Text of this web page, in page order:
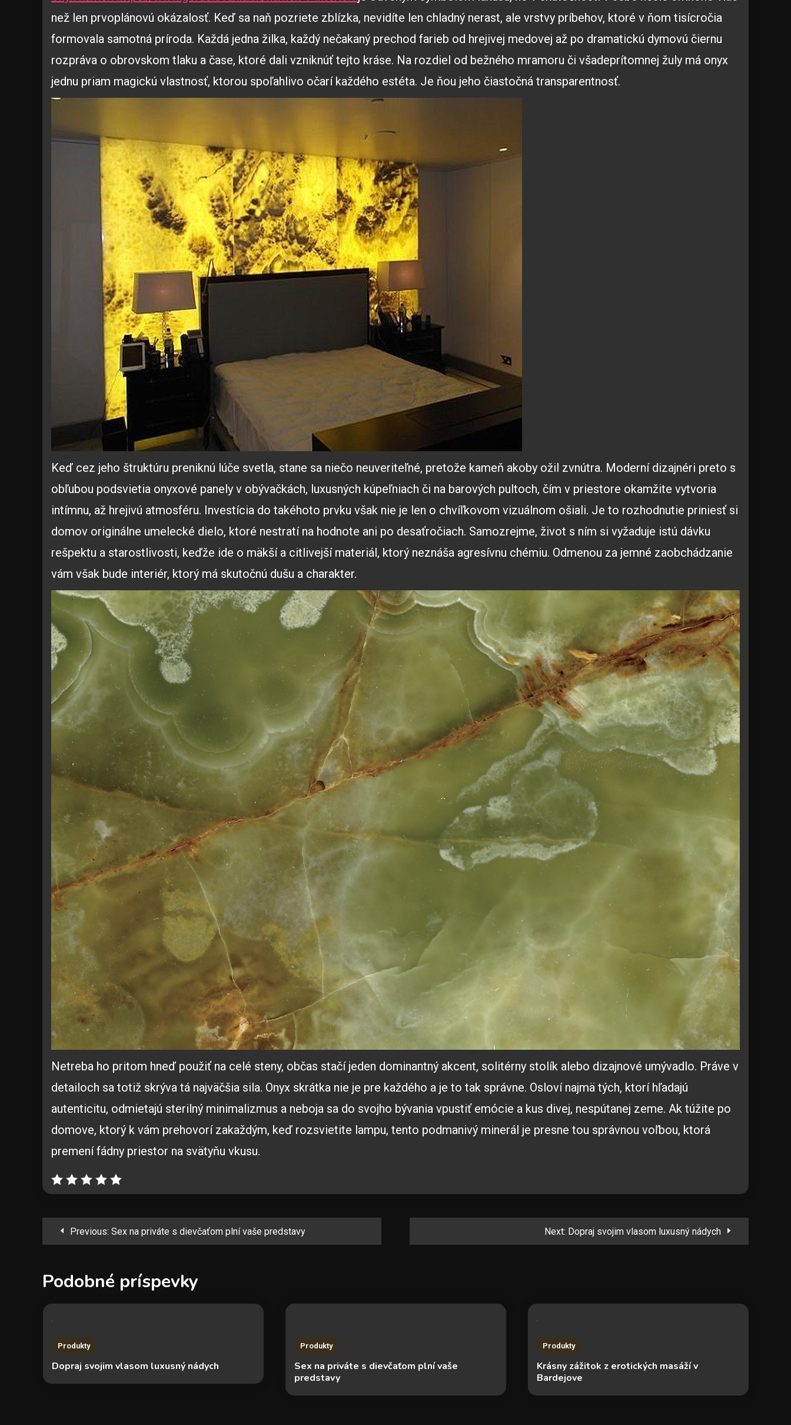
než len prvoplánovú okázalosť. Keď sa naň pozriete zblízka, nevidíte len chladný nerast, ale vrstvy príbehov, ktoré v ňom tisícročia
formovala samotná príroda. Každá jedna žilka, každý nečakaný prechod farieb od hrejivej medovej až po dramatickú dymovú čiernu
rozpráva o obrovskom tlaku a čase, ktoré dali vzniknúť tejto kráse. Na rozdiel od bežného mramoru či všadeprítomnej žuly má onyx
jednu priam magickú vlastnosť, ktorou spoľahlivo očarí každého estéta. Je ňou jeho čiastočná transparentnosť.
Keď cez jeho štruktúru preniknú lúče svetla, stane sa niečo neuveriteľné, pretože kameň akoby ožil zvnútra. Moderní dizajnéri preto s
obľubou podsvietia onyxové panely v obývačkách, luxusných kúpeľniach či na barových pultoch, čím v priestore okamžite vytvoria
intímnu, až hrejivú atmosféru. Investícia do takéhoto prvku však nie je len o chvíľkovom vizuálnom ošiali. Je to rozhodnutie priniesť si
domov originálne umelecké dielo, ktoré nestratí na hodnote ani po desaťročiach. Samozrejme, život s ním si vyžaduje istú dávku
rešpektu a starostlivosti, keďže ide o mäkší a citlivejší materiál, ktorý neznáša agresívnu chémiu. Odmenou za jemné zaobchádzanie
vám však bude interiér, ktorý má skutočnú dušu a charakter.
Netreba ho pritom hneď použiť na celé steny, občas stačí jeden dominantný akcent, solitérny stolík alebo dizajnové umývadlo. Práve v
detailoch sa totiž skrýva tá najväčšia sila. Onyx skrátka nie je pre každého a je to tak správne. Osloví najmä tých, ktorí hľadajú
autenticitu, odmietajú sterilný minimalizmus a neboja sa do svojho bývania vpustiť emócie a kus divej, nespútanej zeme. Ak túžite po
domove, ktorý k vám prehovorí zakaždým, keď rozsvietite lampu, tento podmanivý minerál je presne tou správnou voľbou, ktorá
premení fádny priestor na svätyňu vkusu.
Navigácia
článku
Previous: Sex na priváte s dievčaťom plní vaše predstavy Next: Dopraj svojim vlasom luxusný nádych
Podobné príspevky
Produkty
Dopraj svojim vlasom luxusný nádych
Produkty
Sex na priváte s dievčaťom plní vaše
predstavy
Produkty
Krásny zážitok z erotických masáží v
Bardejove